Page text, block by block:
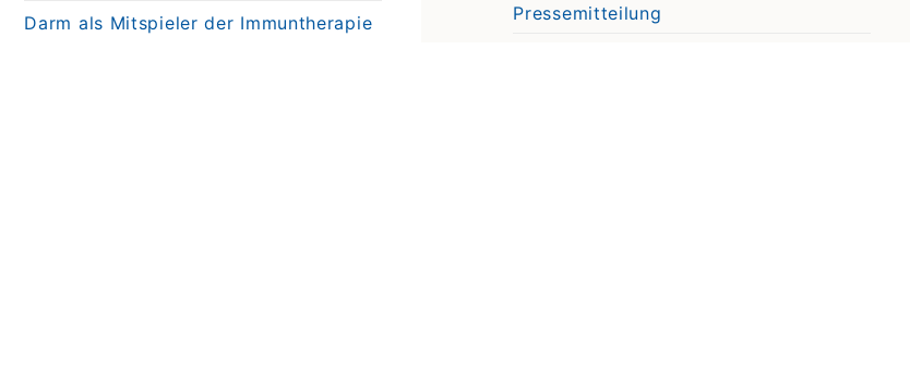
Darm als Mitspieler der Immuntherapie
Pressemitteilung